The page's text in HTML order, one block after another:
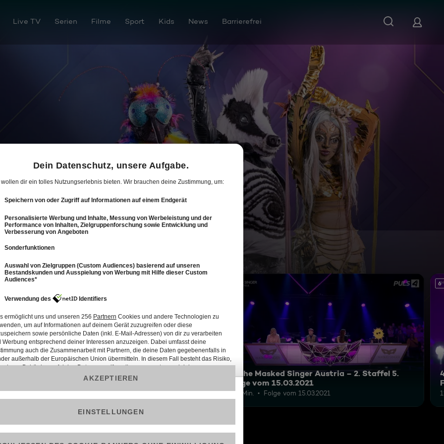
Live TV Serien Filme Sport Kids News Barrierefrei
6
Folge vom 22.03.2021
117 Min. Folge vom 22.03.2021
5: The Masked Singer Austria – 2. Staffel 5.
Folge vom 15.03.2021
131 Min. Folge vom 15.03.2021
6